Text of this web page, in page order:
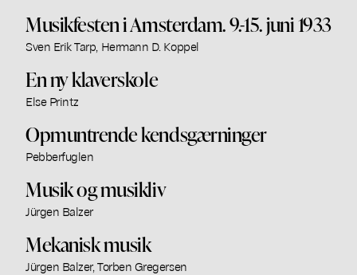
Musikfesten i Amsterdam. 9.-15. juni 1933
Sven Erik Tarp, Hermann D. Koppel
En ny klaverskole
Else Printz
Opmuntrende kendsgærninger
Pebberfuglen
Musik og musikliv
Jürgen Balzer
Mekanisk musik
Jürgen Balzer, Torben Gregersen